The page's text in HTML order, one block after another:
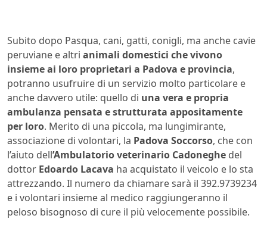
Subito dopo Pasqua, cani, gatti, conigli, ma anche cavie
peruviane e altri animali domestici che vivono
insieme ai loro proprietari a Padova e provincia,
potranno usufruire di un servizio molto particolare e
anche davvero utile: quello di una vera e propria
ambulanza pensata e strutturata appositamente
per loro. Merito di una piccola, ma lungimirante,
associazione di volontari, la Padova Soccorso, che con
l’aiuto dell’Ambulatorio veterinario Cadoneghe del
dottor Edoardo Lacava ha acquistato il veicolo e lo sta
attrezzando. Il numero da chiamare sarà il 392.9739234
e i volontari insieme al medico raggiungeranno il
peloso bisognoso di cure il più velocemente possibile.